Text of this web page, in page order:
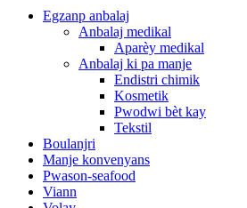
Egzanp anbalaj
Anbalaj medikal
Aparèy medikal
Anbalaj ki pa manje
Endistri chimik
Kosmetik
Pwodwi bèt kay
Tekstil
Boulanjri
Manje konvenyans
Pwason-seafood
Viann